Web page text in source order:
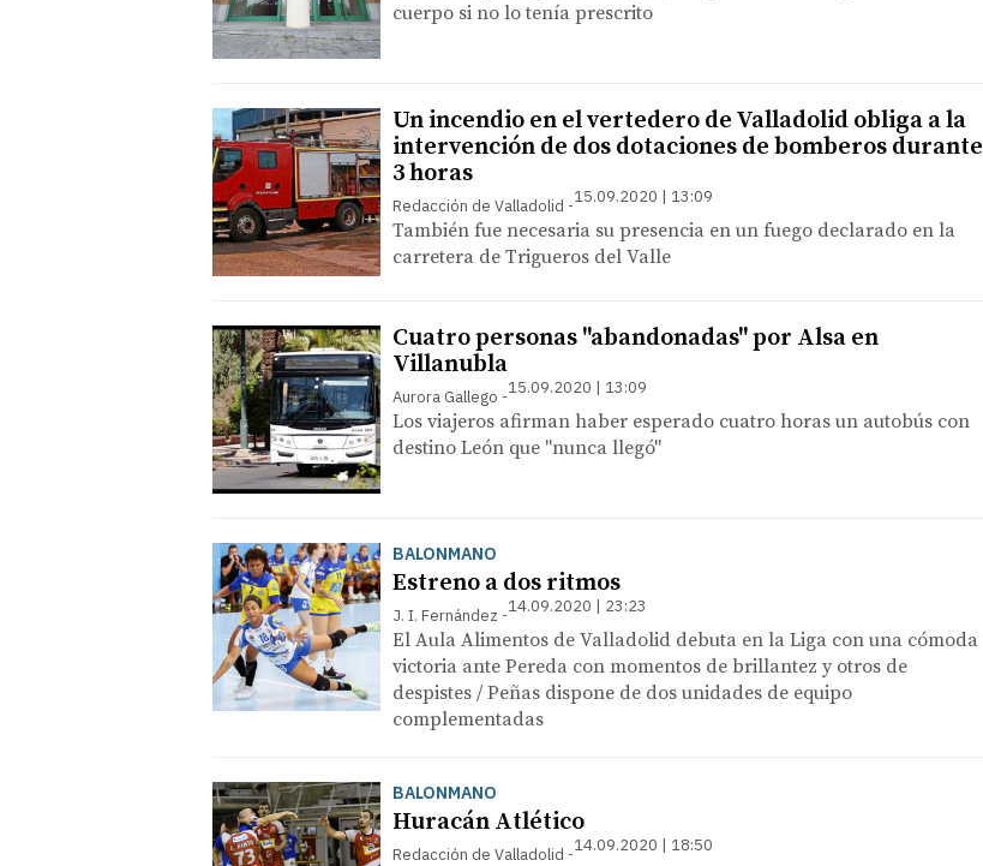
cuerpo si no lo tenía prescrito
Un incendio en el vertedero de Valladolid obliga a la
intervención de dos dotaciones de bomberos durante
3 horas
Redacción de Valladolid 15.09.2020 | 13:09
También fue necesaria su presencia en un fuego declarado en la
carretera de Trigueros del Valle
Cuatro personas "abandonadas" por Alsa en
Villanubla
Aurora Gallego 15.09.2020 | 13:09
Los viajeros afirman haber esperado cuatro horas un autobús con
destino León que "nunca llegó"
BALONMANO
Estreno a dos ritmos
J. I. Fernández 14.09.2020 | 23:23
El Aula Alimentos de Valladolid debuta en la Liga con una cómoda
victoria ante Pereda con momentos de brillantez y otros de
despistes / Peñas dispone de dos unidades de equipo
complementadas
BALONMANO
Huracán Atlético
Redacción de Valladolid 14.09.2020 | 18:50